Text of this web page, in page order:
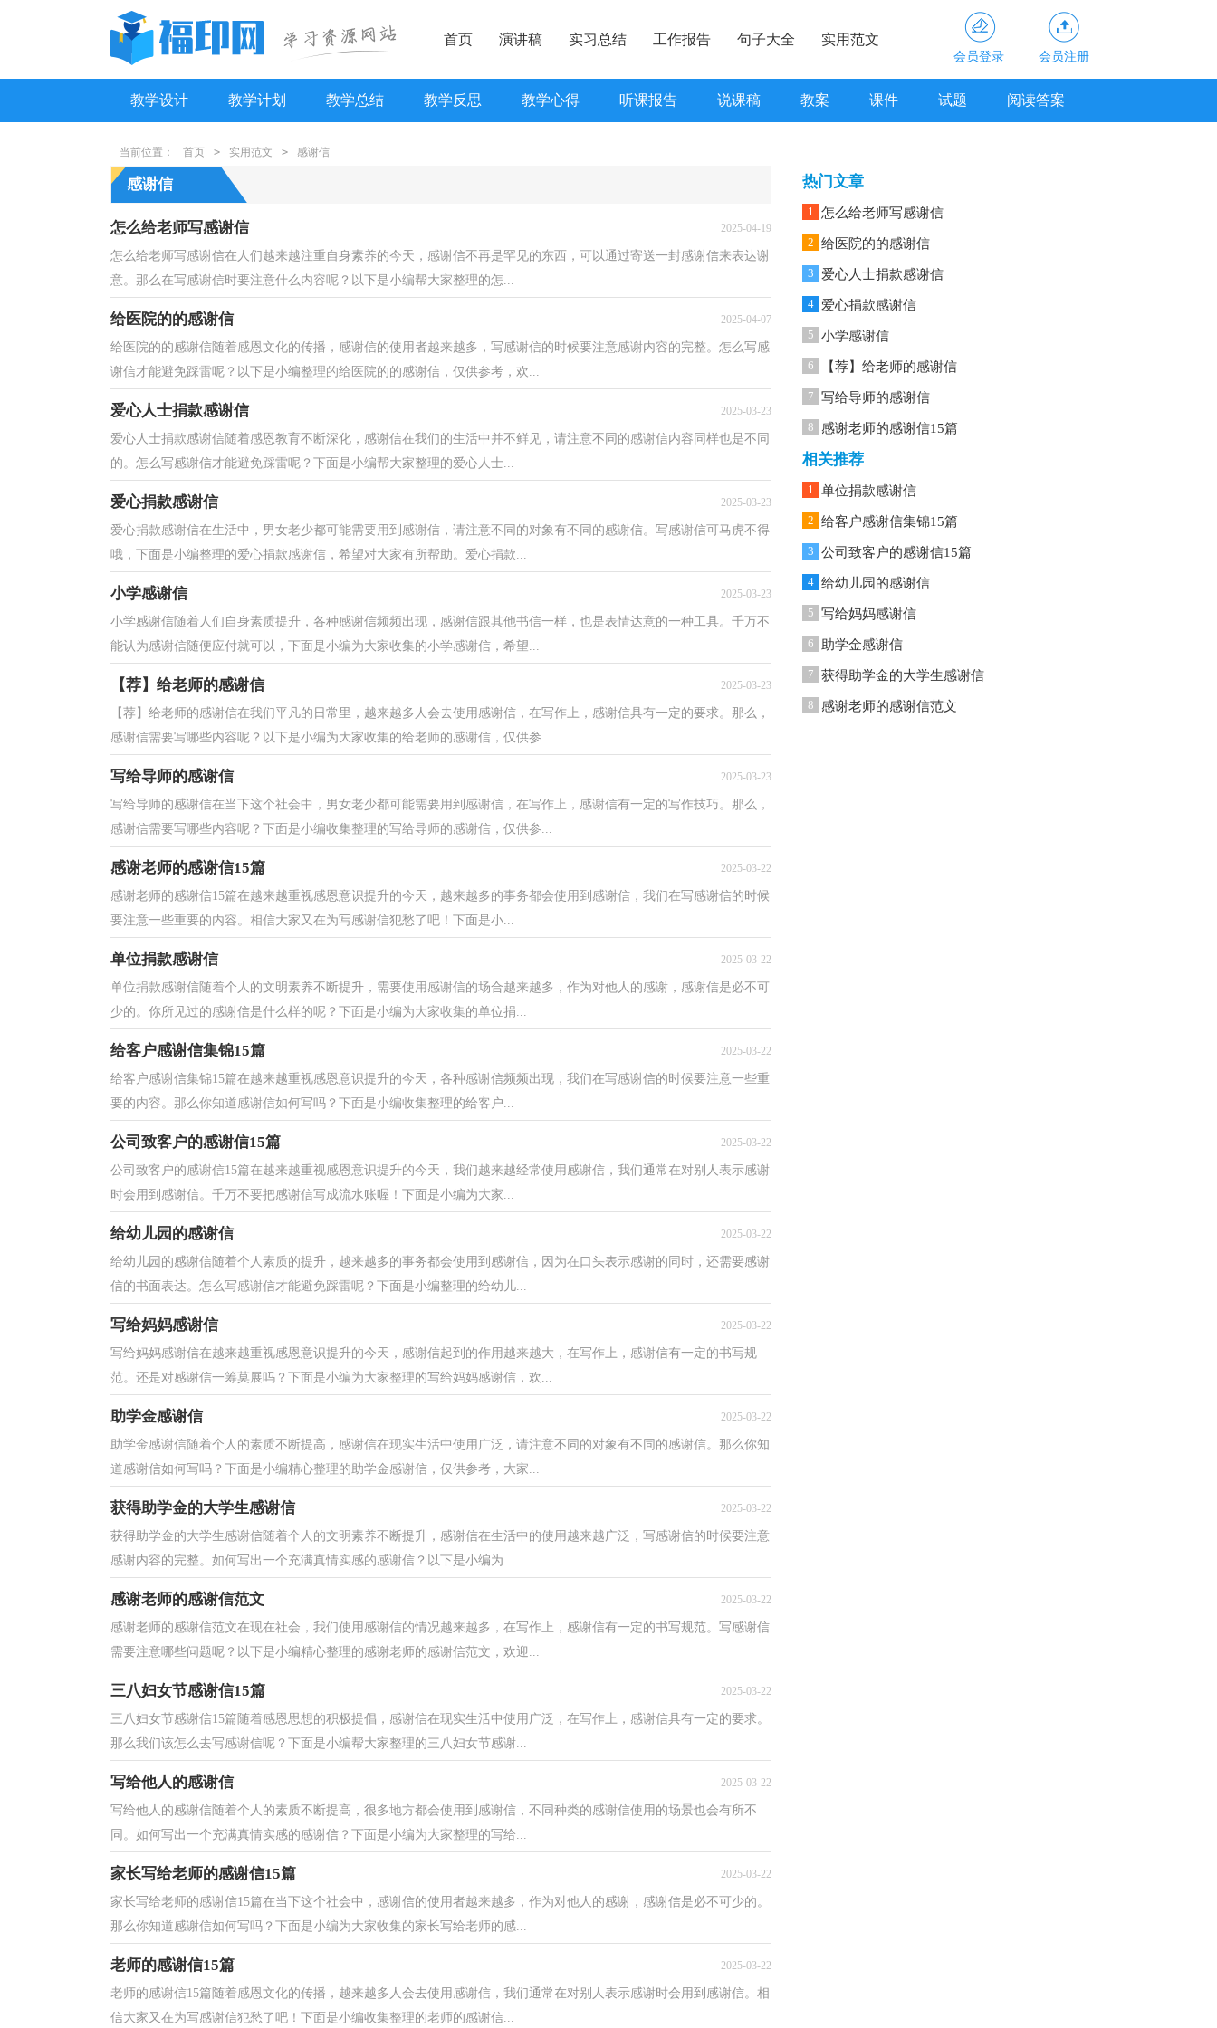
首页 演讲稿 实习总结 工作报告 句子大全 实用范文
会员登录 会员注册
教学设计 教学计划 教学总结 教学反思 教学心得 听课报告 说课稿 教案 课件 试题 阅读答案
当前位置： 首页 > 实用范文 > 感谢信
感谢信
怎么给老师写感谢信 2025-04-19
怎么给老师写感谢信在人们越来越注重自身素养的今天，感谢信不再是罕见的东西，可以通过寄送一封感谢信来表达谢
意。那么在写感谢信时要注意什么内容呢？以下是小编帮大家整理的怎...
给医院的的感谢信 2025-04-07
给医院的的感谢信随着感恩文化的传播，感谢信的使用者越来越多，写感谢信的时候要注意感谢内容的完整。怎么写感
谢信才能避免踩雷呢？以下是小编整理的给医院的的感谢信，仅供参考，欢...
爱心人士捐款感谢信 2025-03-23
爱心人士捐款感谢信随着感恩教育不断深化，感谢信在我们的生活中并不鲜见，请注意不同的感谢信内容同样也是不同
的。怎么写感谢信才能避免踩雷呢？下面是小编帮大家整理的爱心人士...
爱心捐款感谢信 2025-03-23
爱心捐款感谢信在生活中，男女老少都可能需要用到感谢信，请注意不同的对象有不同的感谢信。写感谢信可马虎不得
哦，下面是小编整理的爱心捐款感谢信，希望对大家有所帮助。爱心捐款...
小学感谢信 2025-03-23
小学感谢信随着人们自身素质提升，各种感谢信频频出现，感谢信跟其他书信一样，也是表情达意的一种工具。千万不
能认为感谢信随便应付就可以，下面是小编为大家收集的小学感谢信，希望...
【荐】给老师的感谢信 2025-03-23
【荐】给老师的感谢信在我们平凡的日常里，越来越多人会去使用感谢信，在写作上，感谢信具有一定的要求。那么，
感谢信需要写哪些内容呢？以下是小编为大家收集的给老师的感谢信，仅供参...
写给导师的感谢信 2025-03-23
写给导师的感谢信在当下这个社会中，男女老少都可能需要用到感谢信，在写作上，感谢信有一定的写作技巧。那么，
感谢信需要写哪些内容呢？下面是小编收集整理的写给导师的感谢信，仅供参...
感谢老师的感谢信15篇 2025-03-22
感谢老师的感谢信15篇在越来越重视感恩意识提升的今天，越来越多的事务都会使用到感谢信，我们在写感谢信的时候
要注意一些重要的内容。相信大家又在为写感谢信犯愁了吧！下面是小...
单位捐款感谢信 2025-03-22
单位捐款感谢信随着个人的文明素养不断提升，需要使用感谢信的场合越来越多，作为对他人的感谢，感谢信是必不可
少的。你所见过的感谢信是什么样的呢？下面是小编为大家收集的单位捐...
给客户感谢信集锦15篇 2025-03-22
给客户感谢信集锦15篇在越来越重视感恩意识提升的今天，各种感谢信频频出现，我们在写感谢信的时候要注意一些重
要的内容。那么你知道感谢信如何写吗？下面是小编收集整理的给客户...
公司致客户的感谢信15篇 2025-03-22
公司致客户的感谢信15篇在越来越重视感恩意识提升的今天，我们越来越经常使用感谢信，我们通常在对别人表示感谢
时会用到感谢信。千万不要把感谢信写成流水账喔！下面是小编为大家...
给幼儿园的感谢信 2025-03-22
给幼儿园的感谢信随着个人素质的提升，越来越多的事务都会使用到感谢信，因为在口头表示感谢的同时，还需要感谢
信的书面表达。怎么写感谢信才能避免踩雷呢？下面是小编整理的给幼儿...
写给妈妈感谢信 2025-03-22
写给妈妈感谢信在越来越重视感恩意识提升的今天，感谢信起到的作用越来越大，在写作上，感谢信有一定的书写规
范。还是对感谢信一筹莫展吗？下面是小编为大家整理的写给妈妈感谢信，欢...
助学金感谢信 2025-03-22
助学金感谢信随着个人的素质不断提高，感谢信在现实生活中使用广泛，请注意不同的对象有不同的感谢信。那么你知
道感谢信如何写吗？下面是小编精心整理的助学金感谢信，仅供参考，大家...
获得助学金的大学生感谢信 2025-03-22
获得助学金的大学生感谢信随着个人的文明素养不断提升，感谢信在生活中的使用越来越广泛，写感谢信的时候要注意
感谢内容的完整。如何写出一个充满真情实感的感谢信？以下是小编为...
感谢老师的感谢信范文 2025-03-22
感谢老师的感谢信范文在现在社会，我们使用感谢信的情况越来越多，在写作上，感谢信有一定的书写规范。写感谢信
需要注意哪些问题呢？以下是小编精心整理的感谢老师的感谢信范文，欢迎...
三八妇女节感谢信15篇 2025-03-22
三八妇女节感谢信15篇随着感恩思想的积极提倡，感谢信在现实生活中使用广泛，在写作上，感谢信具有一定的要求。
那么我们该怎么去写感谢信呢？下面是小编帮大家整理的三八妇女节感谢...
写给他人的感谢信 2025-03-22
写给他人的感谢信随着个人的素质不断提高，很多地方都会使用到感谢信，不同种类的感谢信使用的场景也会有所不
同。如何写出一个充满真情实感的感谢信？下面是小编为大家整理的写给...
家长写给老师的感谢信15篇 2025-03-22
家长写给老师的感谢信15篇在当下这个社会中，感谢信的使用者越来越多，作为对他人的感谢，感谢信是必不可少的。
那么你知道感谢信如何写吗？下面是小编为大家收集的家长写给老师的感...
老师的感谢信15篇 2025-03-22
老师的感谢信15篇随着感恩文化的传播，越来越多人会去使用感谢信，我们通常在对别人表示感谢时会用到感谢信。相
信大家又在为写感谢信犯愁了吧！下面是小编收集整理的老师的感谢信...
热门文章
1 怎么给老师写感谢信
2 给医院的的感谢信
3 爱心人士捐款感谢信
4 爱心捐款感谢信
5 小学感谢信
6 【荐】给老师的感谢信
7 写给导师的感谢信
8 感谢老师的感谢信15篇
相关推荐
1 单位捐款感谢信
2 给客户感谢信集锦15篇
3 公司致客户的感谢信15篇
4 给幼儿园的感谢信
5 写给妈妈感谢信
6 助学金感谢信
7 获得助学金的大学生感谢信
8 感谢老师的感谢信范文